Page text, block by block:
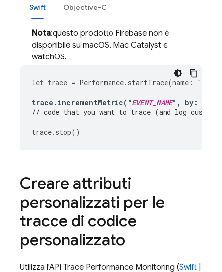
Swift Objective-C
Nota:questo prodotto Firebase non è
disponibile su macOS, Mac Catalyst e
watchOS.
let trace = Performance. startTrace(name : "
trace . incrementMetric( "EVENT_NAME" , by:
// code that you want to trace (and log custom
trace. stop()
Creare attributi
personalizzati per le
tracce di codice
personalizzato
Utilizza l'API Trace Performance Monitoring (Swift